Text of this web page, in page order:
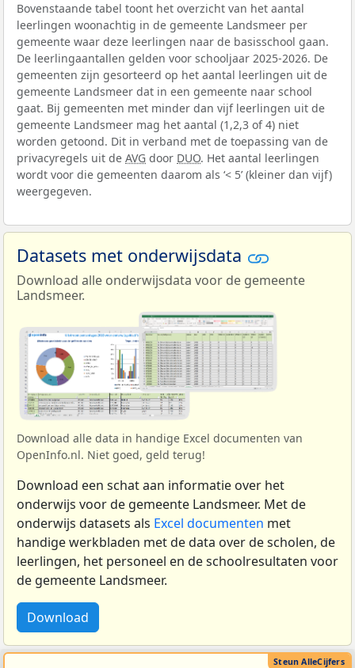
Bovenstaande tabel toont het overzicht van het aantal
leerlingen woonachtig in de gemeente Landsmeer per
gemeente waar deze leerlingen naar de basisschool gaan.
De leerlingaantallen gelden voor schooljaar 2025-2026. De
gemeenten zijn gesorteerd op het aantal leerlingen uit de
gemeente Landsmeer dat in een gemeente naar school
gaat. Bij gemeenten met minder dan vijf leerlingen uit de
gemeente Landsmeer mag het aantal (1,2,3 of 4) niet
worden getoond. Dit in verband met de toepassing van de
privacyregels uit de AVG door DUO. Het aantal leerlingen
wordt voor die gemeenten daarom als ‘< 5’ (kleiner dan vijf)
weergegeven.
Datasets met onderwijsdata
Download alle onderwijsdata voor de gemeente
Landsmeer.
Download alle data in handige Excel documenten van
OpenInfo.nl. Niet goed, geld terug!
Download een schat aan informatie over het
onderwijs voor de gemeente Landsmeer. Met de
onderwijs datasets als Excel documenten met
handige werkbladen met de data over de scholen, de
leerlingen, het personeel en de schoolresultaten voor
de gemeente Landsmeer.
Download